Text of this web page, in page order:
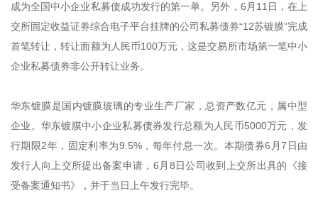
成为全国中小企业私募债成功发行的第一单。另外，6月11日，在上
交所固定收益证券综合电子平台挂牌的公司私募债券“12苏镀膜”完成
首笔转让，转让面额为人民币100万元，这是交易所市场第一笔中小
企业私募债券非公开转让业务。
华东镀膜是国内镀膜玻璃的专业生产厂家，总资产数亿元，属中型
企业。华东镀膜中小企业私募债券发行总额为人民币5000万元，发
行期限2年，固定利率为9.5%，每年付息一次。本期债券6月7日由
发行人向上交所提出备案申请，6月8日公司收到上交所出具的《接
受备案通知书》，并于当日上午发行完毕。